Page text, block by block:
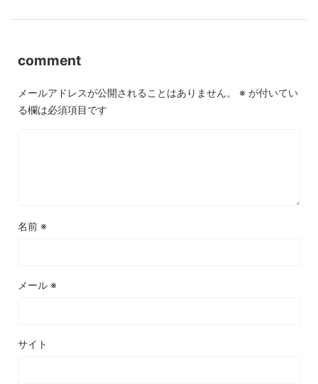
comment
メールアドレスが公開されることはありません。 ※ が付いてい
る欄は必須項目です
名前 ※
メール ※
サイト